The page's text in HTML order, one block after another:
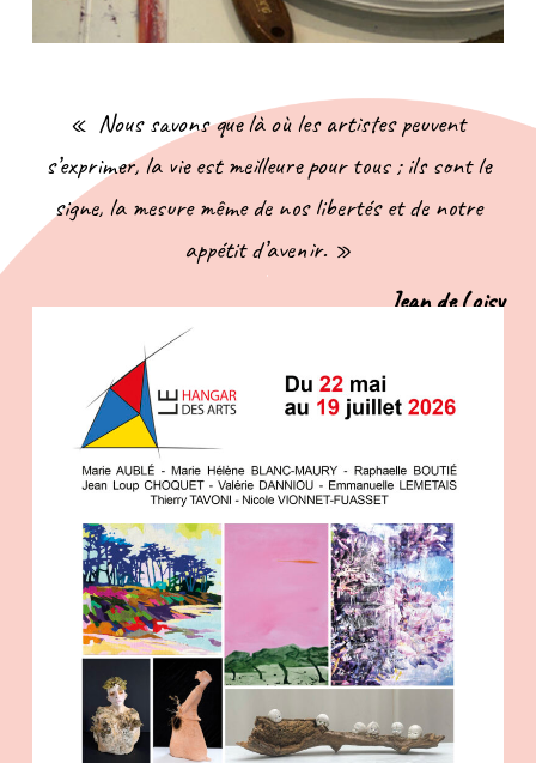
« Nous savons que là où les artistes peuvent
s’exprimer, la vie est meilleure pour tous ; ils sont le
signe, la mesure même de nos libertés et de notre
appétit d’avenir. »
Jean de Loisy